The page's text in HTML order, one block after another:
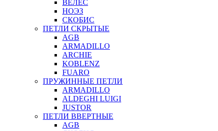
ВЕЛЕС
НОЭЗ
СКОБИС
ПЕТЛИ СКРЫТЫЕ
AGB
ARMADILLO
ARCHIE
KOBLENZ
FUARO
ПРУЖИННЫЕ ПЕТЛИ
ARMADILLO
ALDEGHI LUIGI
JUSTOR
ПЕТЛИ ВВЕРТНЫЕ
AGB